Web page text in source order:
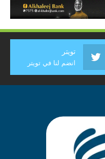
تويتر
انضم لنا في تويتر